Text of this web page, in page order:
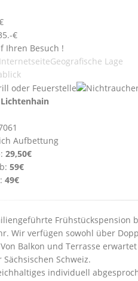
€
Ihren Besuch !
InternetseiteGeografische Lage
Aufbettung
29,50€
59€
49€
Frühstückspension
Wir verfügen sowohl über
Balkon und Terrasse
Schweiz.
individuell